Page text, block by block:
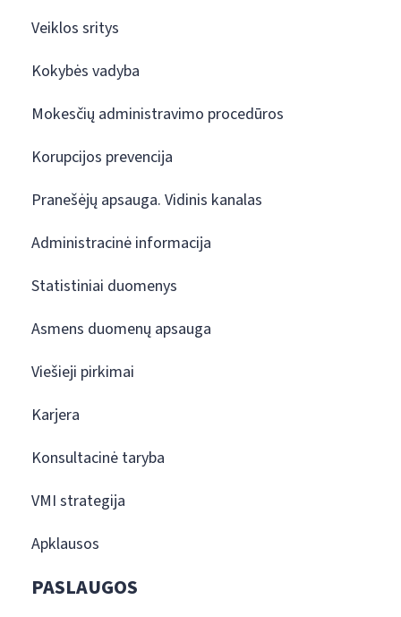
Veiklos sritys
Kokybės vadyba
Mokesčių administravimo procedūros
Korupcijos prevencija
Pranešėjų apsauga. Vidinis kanalas
Administracinė informacija
Statistiniai duomenys
Asmens duomenų apsauga
Viešieji pirkimai
Karjera
Konsultacinė taryba
VMI strategija
Apklausos
PASLAUGOS